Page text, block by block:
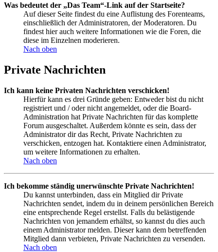
Was bedeutet der „Das Team“-Link auf der Startseite?
Auf dieser Seite findest du eine Auflistung des Forenteams,
einschließlich der Administratoren, der Moderatoren. Du
findest hier auch weitere Informationen wie die Foren, die
diese im Einzelnen moderieren.
Nach oben
Private Nachrichten
Ich kann keine Privaten Nachrichten verschicken!
Hierfür kann es drei Gründe geben: Entweder bist du nicht
registriert und / oder nicht angemeldet, oder die Board-
Administration hat Private Nachrichten für das komplette
Forum ausgeschaltet. Außerdem könnte es sein, dass der
Administrator dir das Recht, Private Nachrichten zu
verschicken, entzogen hat. Kontaktiere einen Administrator,
um weitere Informationen zu erhalten.
Nach oben
Ich bekomme ständig unerwünschte Private Nachrichten!
Du kannst unterbinden, dass ein Mitglied dir Private
Nachrichten sendet, indem du in deinem persönlichen Bereich
eine entsprechende Regel erstellst. Falls du belästigende
Nachrichten von jemandem erhältst, so kannst du dies auch
einem Administrator melden. Dieser kann dem betreffenden
Mitglied dann verbieten, Private Nachrichten zu versenden.
Nach oben